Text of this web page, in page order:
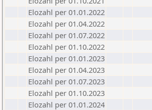
Elozahl per 01.01.2022
Elozahl per 01.04.2022
Elozahl per 01.07.2022
Elozahl per 01.10.2022
Elozahl per 01.01.2023
Elozahl per 01.04.2023
Elozahl per 01.07.2023
Elozahl per 01.10.2023
Elozahl per 01.01.2024